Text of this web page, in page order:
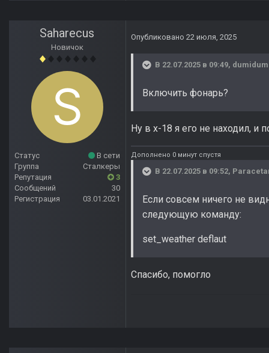
Saharecus
Новичок
Статус
В сети
Группа
Сталкеры
Репутация
3
Сообщений
30
Регистрация
03.01.2021
Опубликовано 22 июля, 2025
В 22.07.2025 в 09:49, dumidum
Включить фонарь?
Ну в х-18 я его не находил, и
Дополнено 0 минут спустя
В 22.07.2025 в 09:52,
Если совсем ничего не
следующую команду:
set_weather deflaut
Спасибо, помогло